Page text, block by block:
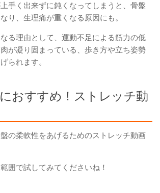
手く出来ずに鈍くなってしまうと、骨盤
り、生理痛が重くなる原因にも。
る理由として、運動不足による筋力の低
が凝り固まっている、歩き方や立ち姿勢
られます。
おすすめ！ストレッチ動
の柔軟性をあげるためのストレッチ動画
囲で試してみてくださいね！